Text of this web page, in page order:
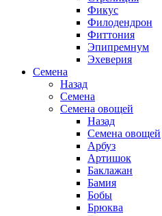
Фикус
Филодендрон
Фиттония
Эпипремнум
Эхеверия
Семена
Назад
Семена
Семена овощей
Назад
Семена овощей
Арбуз
Артишок
Баклажан
Бамия
Бобы
Брюква